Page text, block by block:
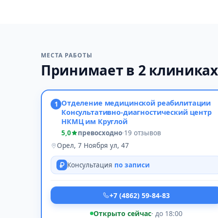
МЕСТА РАБОТЫ
Принимает в 2
1 Отделение медицинской реабилитации
Консультативно-диагностический центр
НКМЦ им Круглой
5,0 превосходно·19 отзывов
Орел, 7 Ноября ул, 47
Консультация по записи
+7 (4862) 59-84-83
Открыто сейчас· до 18:00